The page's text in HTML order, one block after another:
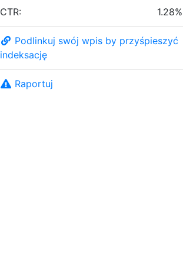
CTR: 1.28%
Podlinkuj swój wpis by przyśpieszyć
indeksację
Raportuj